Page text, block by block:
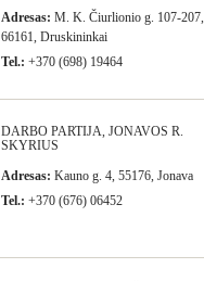
Adresas: M. K. Čiurlionio g. 107-207,
66161, Druskininkai
Tel.: +370 (698) 19464
DARBO PARTIJA, JONAVOS R.
SKYRIUS
Adresas: Kauno g. 4, 55176, Jonava
Tel.: +370 (676) 06452